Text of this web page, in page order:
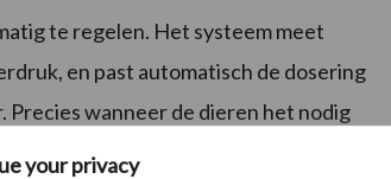
your privacy
te regelen. Het systeem meet
en past automatisch de dosering
wanneer de dieren het nodig